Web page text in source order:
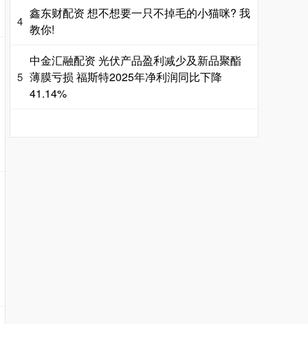
4
鑫东财配资 想不想要一只不掉毛的小猫咪? 我
教你!
5
中金汇融配资 光伏产品盈利减少及新品聚酯
薄膜亏损 福斯特2025年净利润同比下降
41.14%